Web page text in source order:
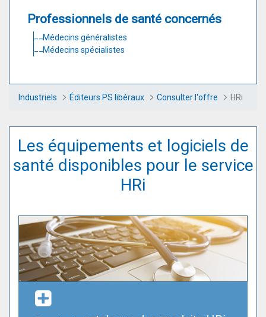
Professionnels de santé concernés
Médecins généralistes
Médecins spécialistes
Industriels Éditeurs PS libéraux Consulter l'offre HRi
Les équipements et logiciels de
santé disponibles pour le service
HRi